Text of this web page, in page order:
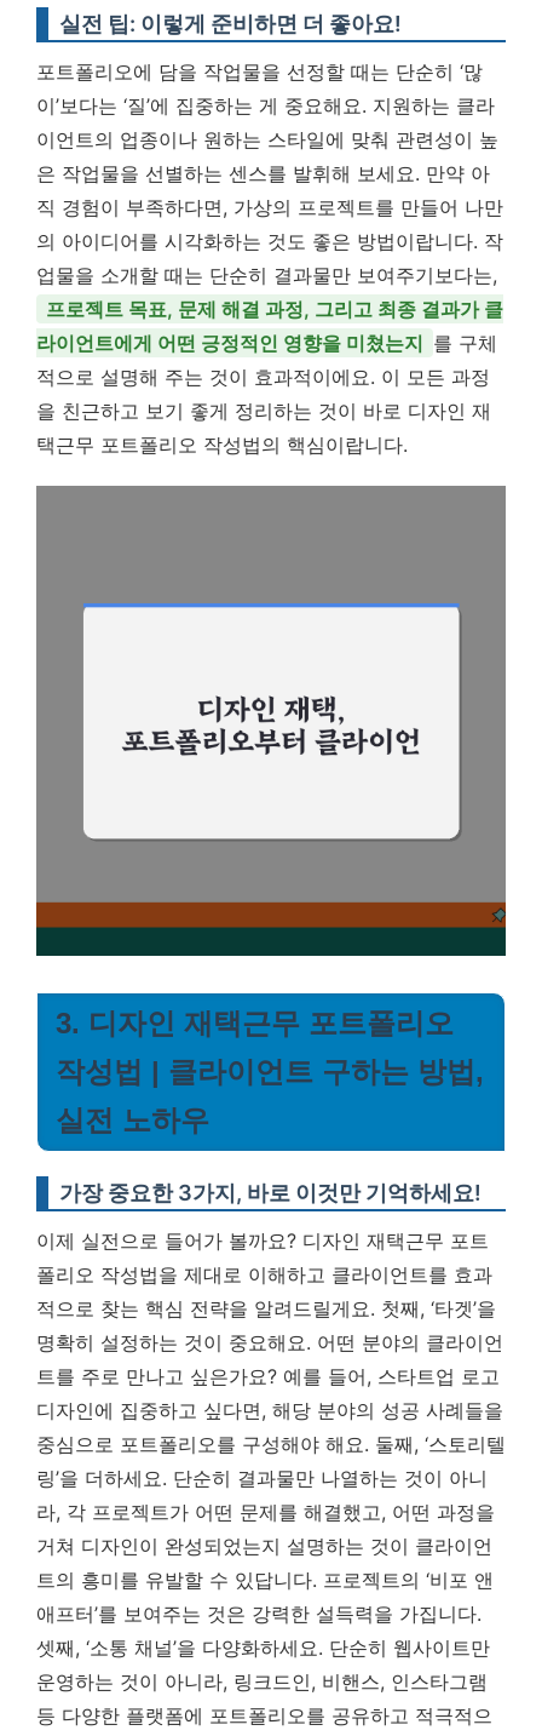
실전 팁: 이렇게 준비하면 더 좋아요!
포트폴리오에 담을 작업물을 선정할 때는 단순히 ‘많
이’보다는 ‘질’에 집중하는 게 중요해요. 지원하는 클라
이언트의 업종이나 원하는 스타일에 맞춰 관련성이 높
은 작업물을 선별하는 센스를 발휘해 보세요. 만약 아
직 경험이 부족하다면, 가상의 프로젝트를 만들어 나만
의 아이디어를 시각화하는 것도 좋은 방법이랍니다. 작
업물을 소개할 때는 단순히 결과물만 보여주기보다는,
프로젝트 목표, 문제 해결 과정, 그리고 최종 결과가 클
라이언트에게 어떤 긍정적인 영향을 미쳤는지 를 구체
적으로 설명해 주는 것이 효과적이에요. 이 모든 과정
을 친근하고 보기 좋게 정리하는 것이 바로 디자인 재
택근무 포트폴리오 작성법의 핵심이랍니다.
3. 디자인 재택근무 포트폴리오
작성법 | 클라이언트 구하는 방법,
실전 노하우
가장 중요한 3가지, 바로 이것만 기억하세요!
이제 실전으로 들어가 볼까요? 디자인 재택근무 포트
폴리오 작성법을 제대로 이해하고 클라이언트를 효과
적으로 찾는 핵심 전략을 알려드릴게요. 첫째, ‘타겟’을
명확히 설정하는 것이 중요해요. 어떤 분야의 클라이언
트를 주로 만나고 싶은가요? 예를 들어, 스타트업 로고
디자인에 집중하고 싶다면, 해당 분야의 성공 사례들을
중심으로 포트폴리오를 구성해야 해요. 둘째, ‘스토리텔
링’을 더하세요. 단순히 결과물만 나열하는 것이 아니
라, 각 프로젝트가 어떤 문제를 해결했고, 어떤 과정을
거쳐 디자인이 완성되었는지 설명하는 것이 클라이언
트의 흥미를 유발할 수 있답니다. 프로젝트의 ‘비포 앤
애프터’를 보여주는 것은 강력한 설득력을 가집니다.
셋째, ‘소통 채널’을 다양화하세요. 단순히 웹사이트만
운영하는 것이 아니라, 링크드인, 비핸스, 인스타그램
등 다양한 플랫폼에 포트폴리오를 공유하고 적극적으